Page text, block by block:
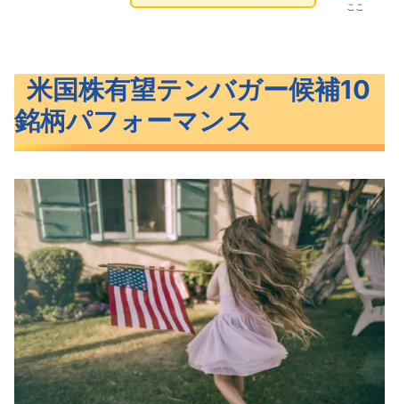
ここ
米国株有望テンバガー候補10
銘柄パフォーマンス